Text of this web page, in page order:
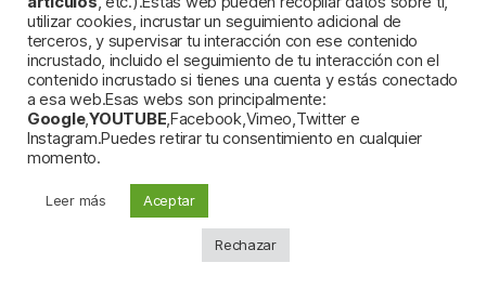
El horizonte judicial del Rey emérito podría
situarse en torno a los delitos fiscal y de
blanqueo (penados con hasta seis años de
cárcel en el Código Penal) en caso de que se
abra una investigación en el Tribunal
Supremo contra él. Eso podría ocurrir cuando
la Fiscalía suiza remita a España los datos de
la investigación que tiene abierta desde el
verano de 2018 sobre dos
titulares de cuentas
utilizar cookies, incrustar un seguimiento adicional de
terceros, y supervisar tu interacción con ese contenido
incrustado, incluido el seguimiento de tu interacción con el
contenido incrustado si tienes una cuenta y estás conectado
a esa web.Esas webs son principalmente:
Google,YOUTUBE,Facebook,Vimeo,Twitter e
Instagram.Puedes retirar tu consentimiento en cualquier
momento.
Leer más Aceptar
Rechazar